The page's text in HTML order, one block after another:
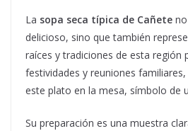
La sopa seca típica de Cañete
delicioso, sino que también
raíces y tradiciones de esta región
festividades y reuniones
este plato en la mesa, símbolo de
Su preparación es una muestra